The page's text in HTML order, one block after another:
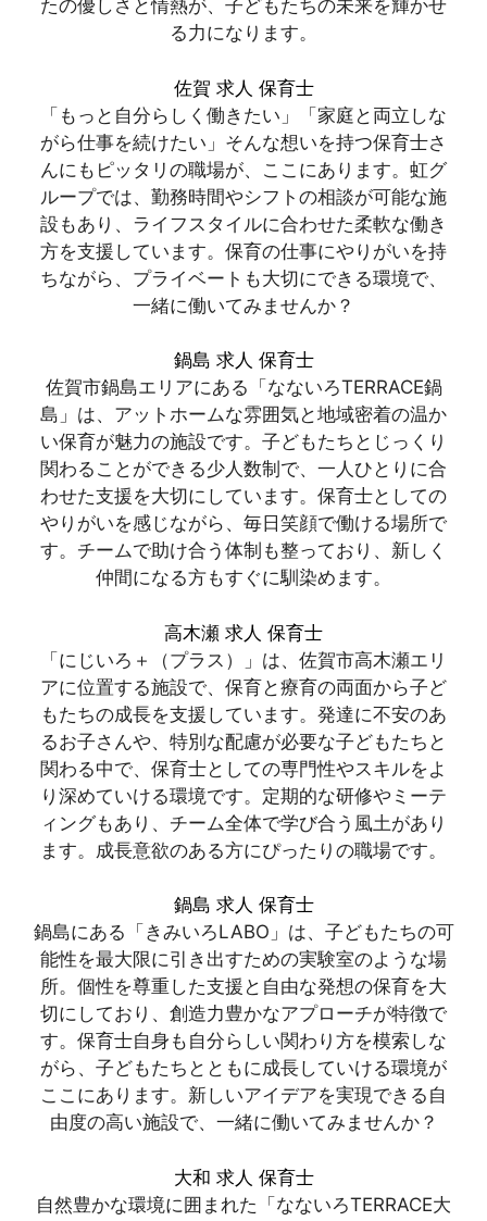
たの優しさと情熱が、子どもたちの未来を輝かせ
る力になります。
佐賀 求人 保育士
「もっと自分らしく働きたい」「家庭と両立しな
がら仕事を続けたい」そんな想いを持つ保育士さ
んにもピッタリの職場が、ここにあります。虹グ
ループでは、勤務時間やシフトの相談が可能な施
設もあり、ライフスタイルに合わせた柔軟な働き
方を支援しています。保育の仕事にやりがいを持
ちながら、プライベートも大切にできる環境で、
一緒に働いてみませんか？
鍋島 求人 保育士
佐賀市鍋島エリアにある「なないろTERRACE鍋
島」は、アットホームな雰囲気と地域密着の温か
い保育が魅力の施設です。子どもたちとじっくり
関わることができる少人数制で、一人ひとりに合
わせた支援を大切にしています。保育士としての
やりがいを感じながら、毎日笑顔で働ける場所で
す。チームで助け合う体制も整っており、新しく
仲間になる方もすぐに馴染めます。
高木瀬 求人 保育士
「にじいろ＋（プラス）」は、佐賀市高木瀬エリ
アに位置する施設で、保育と療育の両面から子ど
もたちの成長を支援しています。発達に不安のあ
るお子さんや、特別な配慮が必要な子どもたちと
関わる中で、保育士としての専門性やスキルをよ
り深めていける環境です。定期的な研修やミーテ
ィングもあり、チーム全体で学び合う風土があり
ます。成長意欲のある方にぴったりの職場です。
鍋島 求人 保育士
鍋島にある「きみいろLABO」は、子どもたちの可
能性を最大限に引き出すための実験室のような場
所。個性を尊重した支援と自由な発想の保育を大
切にしており、創造力豊かなアプローチが特徴で
す。保育士自身も自分らしい関わり方を模索しな
がら、子どもたちとともに成長していける環境が
ここにあります。新しいアイデアを実現できる自
由度の高い施設で、一緒に働いてみませんか？
大和 求人 保育士
自然豊かな環境に囲まれた「なないろTERRACE大